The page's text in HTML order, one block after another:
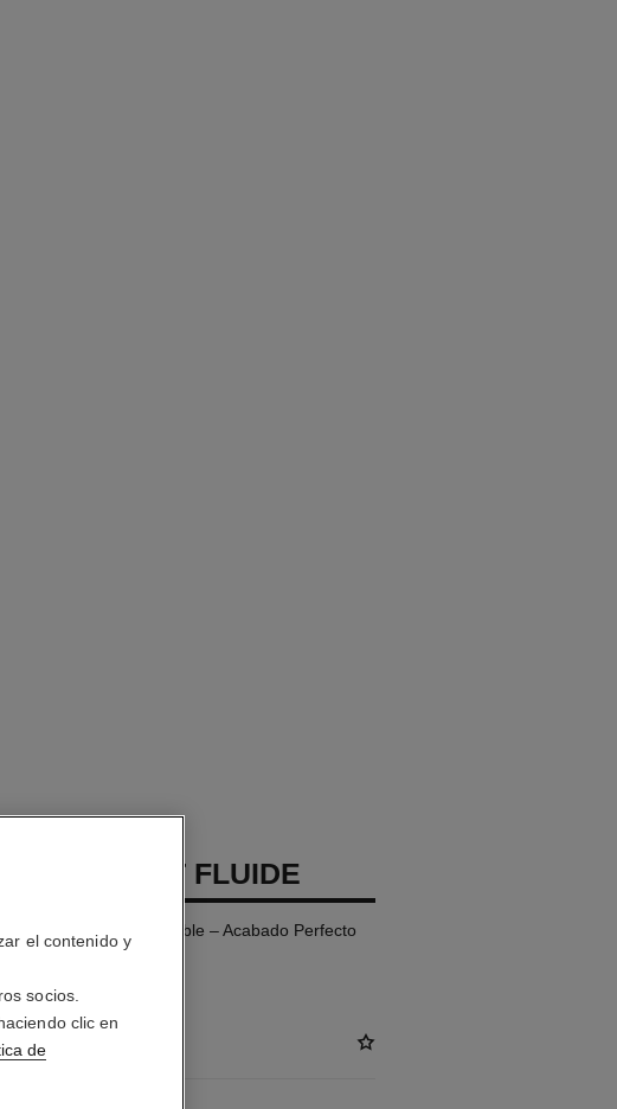
LE TEINT FLUIDE
Duración – Ultraconfortable – Acabado Perfecto
el contenido y
socios.
clic en
de